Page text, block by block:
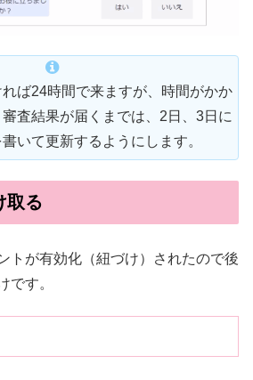
れば24時間で来ますが、時間がかか
査結果が届くまでは、2日、3日に
いて更新するようにします。
取る
トが有効化（紐づけ）されたので後
です。